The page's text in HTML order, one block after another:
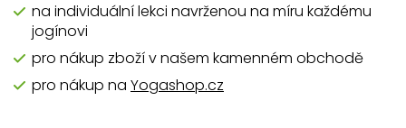
na individuální lekci navrženou na míru každému
jogínovi
pro nákup zboží v našem kamenném obchodě
pro nákup na Yogashop.cz